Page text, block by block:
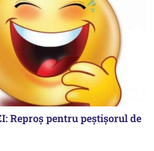
Reproș pentru peștișorul de